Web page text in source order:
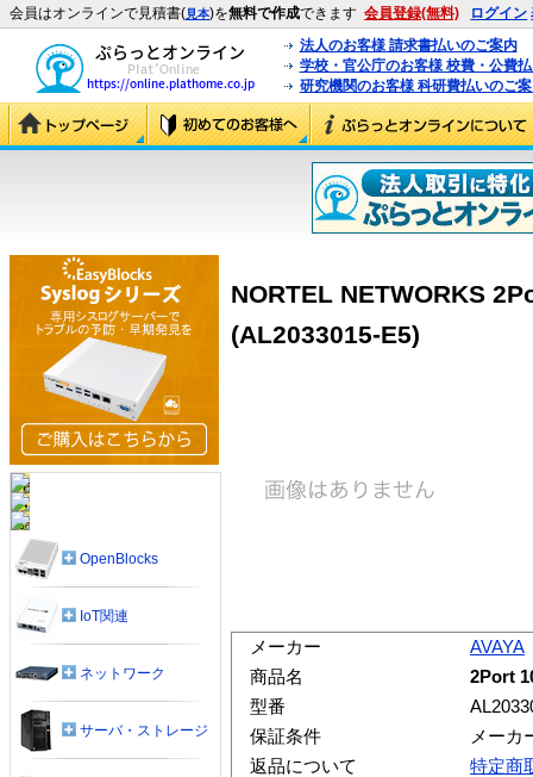
会員はオンラインで見積書(見本)を無料で作成できます 会員登録(無料) ログイン
法人のお客様 請求書払いのご案内
学校・官公庁のお客様 校費・公費
研究機関のお客様 科研費払いのご
NORTEL NETWORKS
(AL2033015-E5)
メーカー
AVAYA
商品名
2Port
型番
保証条件
メーカ
返品について
特定商
OpenBlocks
IoT関連
ネットワーク
サーバ・ストレージ